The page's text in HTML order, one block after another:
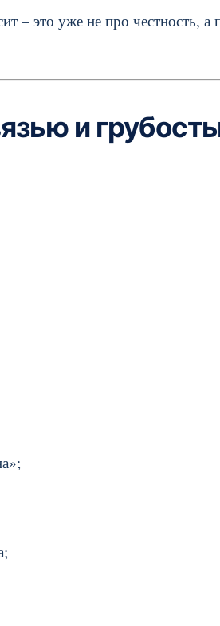
– это уже не про честность, а
и